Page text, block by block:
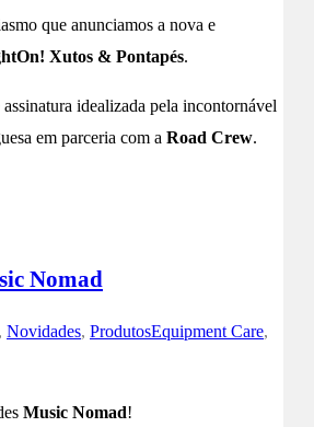
que anunciamos a nova e
Xutos & Pontapés.
idealizada pela incontornável
em parceria com a Road Crew.
Nomad
, Novidades, ProdutosEquipment Care,
Music Nomad!